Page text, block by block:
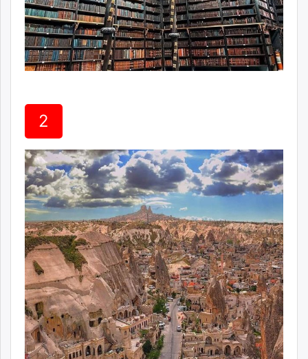
asu.mn
shudarga.mn
shuurhai.mn
unuudur.mn
fact.mn
tumen.mn
shuum.mn
times.mn
tvmongolia.mn
mass.mn
unegui.mn
assa.mn
toim.mn
tac.mn
paparazzi.mn
unread.today
2